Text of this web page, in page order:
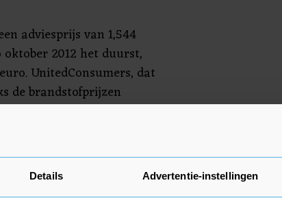
Details Advertentie-instellingen
adviesprijs van 1,544
2012 het duurst,
UnitedConsumers, dat
de brandstofprijzen
van de vijf grootste
kunnen
het duurst uit bij